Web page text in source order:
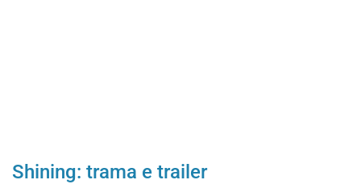
Shining: trama e trailer